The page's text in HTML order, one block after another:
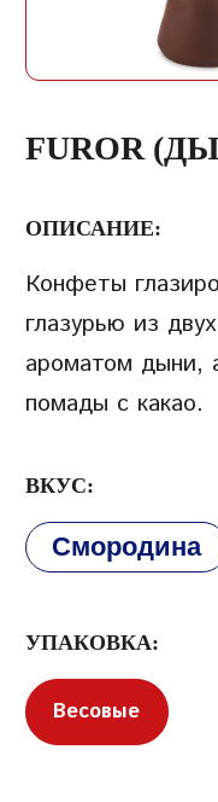
FUROR
ОПИСАНИЕ:
Конфеты
глазурью из
ароматом дыни,
помады с какао.
ВКУС:
Смородина
УПАКОВКА:
Весовые